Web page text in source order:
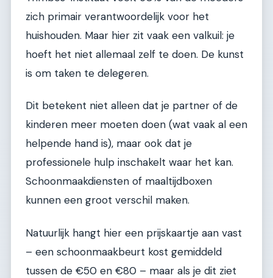
zich primair verantwoordelijk voor het
huishouden. Maar hier zit vaak een valkuil: je
hoeft het niet allemaal zelf te doen. De kunst
is om taken te delegeren.
Dit betekent niet alleen dat je partner of de
kinderen meer moeten doen (wat vaak al een
helpende hand is), maar ook dat je
professionele hulp inschakelt waar het kan.
Schoonmaakdiensten of maaltijdboxen
kunnen een groot verschil maken.
Natuurlijk hangt hier een prijskaartje aan vast
– een schoonmaakbeurt kost gemiddeld
tussen de €50 en €80 – maar als je dit ziet